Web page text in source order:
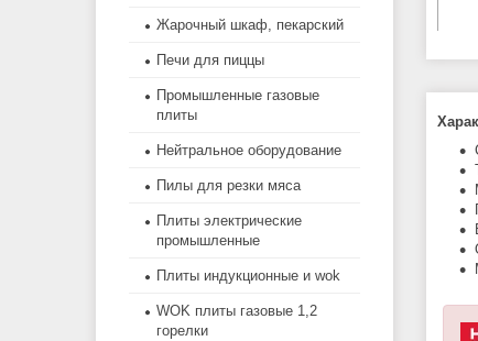
Жарочный шкаф, пекарский
Печи для пиццы
Промышленные газовые
плиты
Нейтральное оборудование
Пилы для резки мяса
Плиты электрические
промышленные
Плиты индукционные и wok
WOK плиты газовые 1,2
горелки